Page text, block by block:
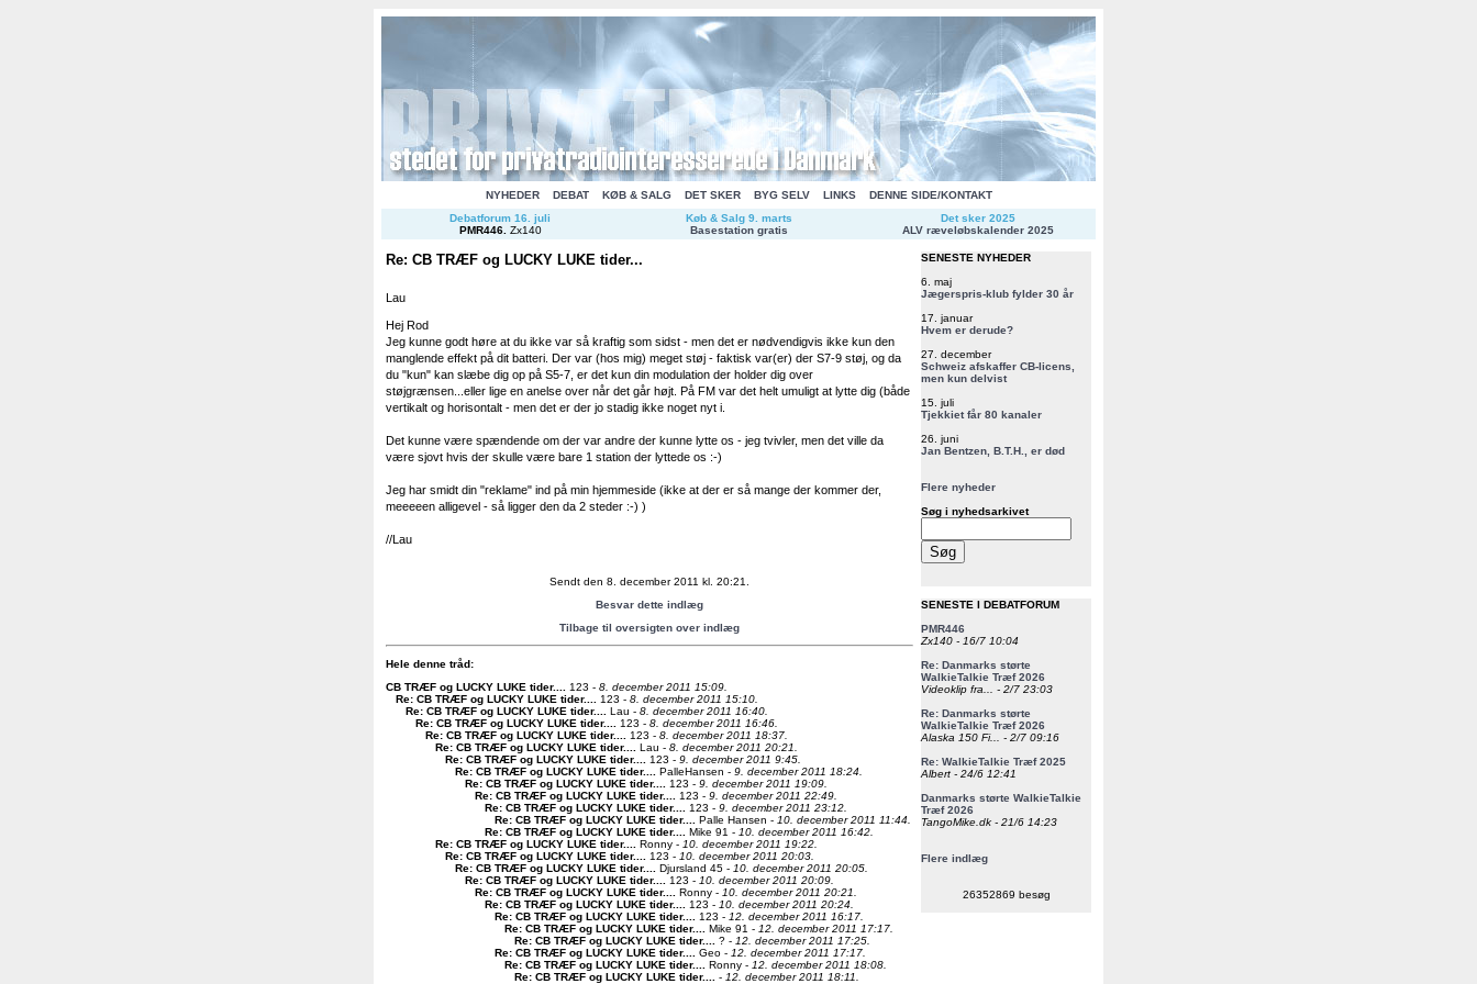
NYHEDER DEBAT KØB & SALG DET SKER BYG SELV LINKS
DENNE SIDE/KONTAKT
Debatforum 16. juli
PMR446. Zx140
Køb & Salg 9. marts
Basestation gratis
Det sker 2025
ALV ræveløbskalender 2025
Re: CB TRÆF og LUCKY LUKE tider...
Lau
Hej Rod
Jeg kunne godt høre at du ikke var så kraftig som sidst - men det er nødvendigvis ikke kun den
manglende effekt på dit batteri. Der var (hos mig) meget støj - faktisk var(er) der S7-9 støj, og da
du "kun" kan slæbe dig op på S5-7, er det kun din modulation der holder dig over
støjgrænsen...eller lige en anelse over når det går højt. På FM var det helt umuligt at lytte dig (både
vertikalt og horisontalt - men det er der jo stadig ikke noget nyt i.
Det kunne være spændende om der var andre der kunne lytte os - jeg tvivler, men det ville da
være sjovt hvis der skulle være bare 1 station der lyttede os :-)
Jeg har smidt din "reklame" ind på min hjemmeside (ikke at der er så mange der kommer der,
meeeeen alligevel - så ligger den da 2 steder :-) )
//Lau
Sendt den 8. december 2011 kl. 20:21.
Besvar dette indlæg
Tilbage til oversigten over indlæg
Hele denne tråd:
CB TRÆF og LUCKY LUKE tider...
123 - 8. december 2011 15:09.
Re: CB TRÆF og LUCKY LUKE tider...
123 - 8. december 2011 15:10.
Re: CB TRÆF og LUCKY LUKE tider...
Lau - 8. december 2011 16:40.
Re: CB TRÆF og LUCKY LUKE tider...
123 - 8. december 2011 16:46.
Re: CB TRÆF og LUCKY LUKE tider...
123 - 8. december 2011 18:37.
Re: CB TRÆF og LUCKY LUKE tider...
Lau - 8. december 2011 20:21.
Re: CB TRÆF og LUCKY LUKE tider...
123 - 9. december 2011 9:45.
Re: CB TRÆF og LUCKY LUKE tider...
PalleHansen - 9. december 2011 18:24.
Re: CB TRÆF og LUCKY LUKE tider...
123 - 9. december 2011 19:09.
Re: CB TRÆF og LUCKY LUKE tider...
123 - 9. december 2011 22:49.
Re: CB TRÆF og LUCKY LUKE tider...
123 - 9. december 2011 23:12.
Re: CB TRÆF og LUCKY LUKE tider...
Palle Hansen - 10. december 2011 11:44.
Re: CB TRÆF og LUCKY LUKE tider...
Mike 91 - 10. december 2011 16:42.
Re: CB TRÆF og LUCKY LUKE tider...
Ronny - 10. december 2011 19:22.
Re: CB TRÆF og LUCKY LUKE tider...
123 - 10. december 2011 20:03.
Re: CB TRÆF og LUCKY LUKE tider...
Djursland 45 - 10. december 2011 20:05.
Re: CB TRÆF og LUCKY LUKE tider...
123 - 10. december 2011 20:09.
Re: CB TRÆF og LUCKY LUKE tider...
Ronny - 10. december 2011 20:21.
Re: CB TRÆF og LUCKY LUKE tider...
123 - 10. december 2011 20:24.
Re: CB TRÆF og LUCKY LUKE tider...
123 - 12. december 2011 16:17.
Re: CB TRÆF og LUCKY LUKE tider...
Mike 91 - 12. december 2011 17:17.
Re: CB TRÆF og LUCKY LUKE tider...
? - 12. december 2011 17:25.
Re: CB TRÆF og LUCKY LUKE tider...
Geo - 12. december 2011 17:17.
Re: CB TRÆF og LUCKY LUKE tider...
Ronny - 12. december 2011 18:08.
Re: CB TRÆF og LUCKY LUKE tider...
- 12. december 2011 18:11.
SENESTE NYHEDER
6. maj
Jægerspris-klub fylder 30 år
17. januar
Hvem er derude?
27. december
Schweiz afskaffer CB-licens,
men kun delvist
15. juli
Tjekkiet får 80 kanaler
26. juni
Jan Bentzen, B.T.H., er død
Flere nyheder
Søg i nyhedsarkivet
SENESTE I DEBATFORUM
PMR446
Zx140 - 16/7 10:04
Re: Danmarks størte
WalkieTalkie Træf 2026
Videoklip fra... - 2/7 23:03
Re: Danmarks størte
WalkieTalkie Træf 2026
Alaska 150 Fi... - 2/7 09:16
Re: WalkieTalkie Træf 2025
Albert - 24/6 12:41
Danmarks størte WalkieTalkie
Træf 2026
TangoMike.dk - 21/6 14:23
Flere indlæg
26352869 besøg